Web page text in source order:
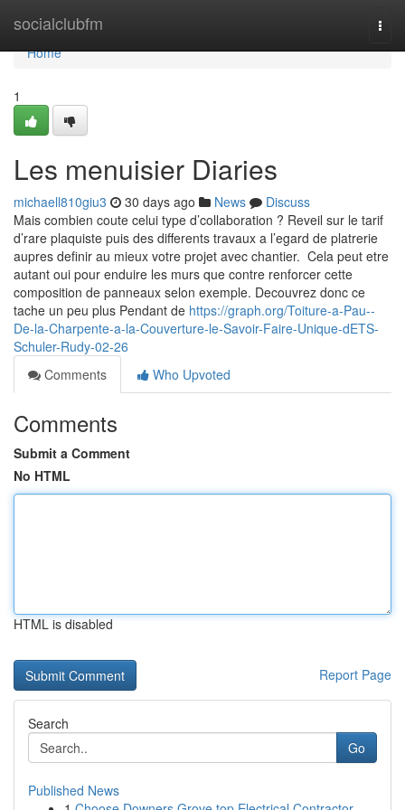
socialclubfm
Home
Home
1
Les menuisier Diaries
michaell810giu3 30 days ago News
Discuss
Mais combien coute celui type d’collaboration ? Reveil sur le tarif
d’rare plaquiste puis des differents travaux a l’egard de platrerie
aupres definir au mieux votre projet avec chantier. Cela peut etre
autant oui pour enduire les murs que contre renforcer cette
composition de panneaux selon exemple. Decouvrez donc ce
tache un peu plus Pendant de https://graph.org/Toiture-a-Pau--
De-la-Charpente-a-la-Couverture-le-Savoir-Faire-Unique-dETS-
Schuler-Rudy-02-26
Comments
Who Upvoted
Comments
Submit a Comment
No HTML
HTML is disabled
Report Page
Search
Go
Published News